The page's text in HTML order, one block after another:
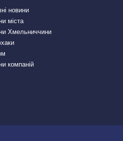
новини
міста
Хмельниччини
компаній